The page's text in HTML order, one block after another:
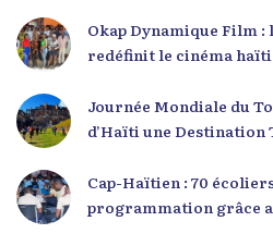
Okap Dynamique Film
redéfinit le cinéma
Journée Mondiale du
d’Haïti une
Cap-Haïtien : 70
programmation grâce